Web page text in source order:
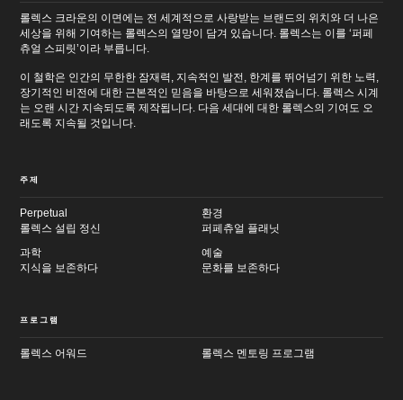
롤렉스 크라운의 이면에는 전 세계적으로 사랑받는 브랜드의 위치와 더 나은
세상을 위해 기여하는 롤렉스의 열망이 담겨 있습니다. 롤렉스는 이를 ‘퍼페
츄얼 스피릿’이라 부릅니다.
이 철학은 인간의 무한한 잠재력, 지속적인 발전, 한계를 뛰어넘기 위한 노력,
장기적인 비전에 대한 근본적인 믿음을 바탕으로 세워졌습니다. 롤렉스 시계
는 오랜 시간 지속되도록 제작됩니다. 다음 세대에 대한 롤렉스의 기여도 오
래도록 지속될 것입니다.
주제
Perpetual
롤렉스 설립 정신
환경
퍼페츄얼 플래닛
과학
지식을 보존하다
예술
문화를 보존하다
프로그램
롤렉스 어워드 롤렉스 멘토링 프로그램